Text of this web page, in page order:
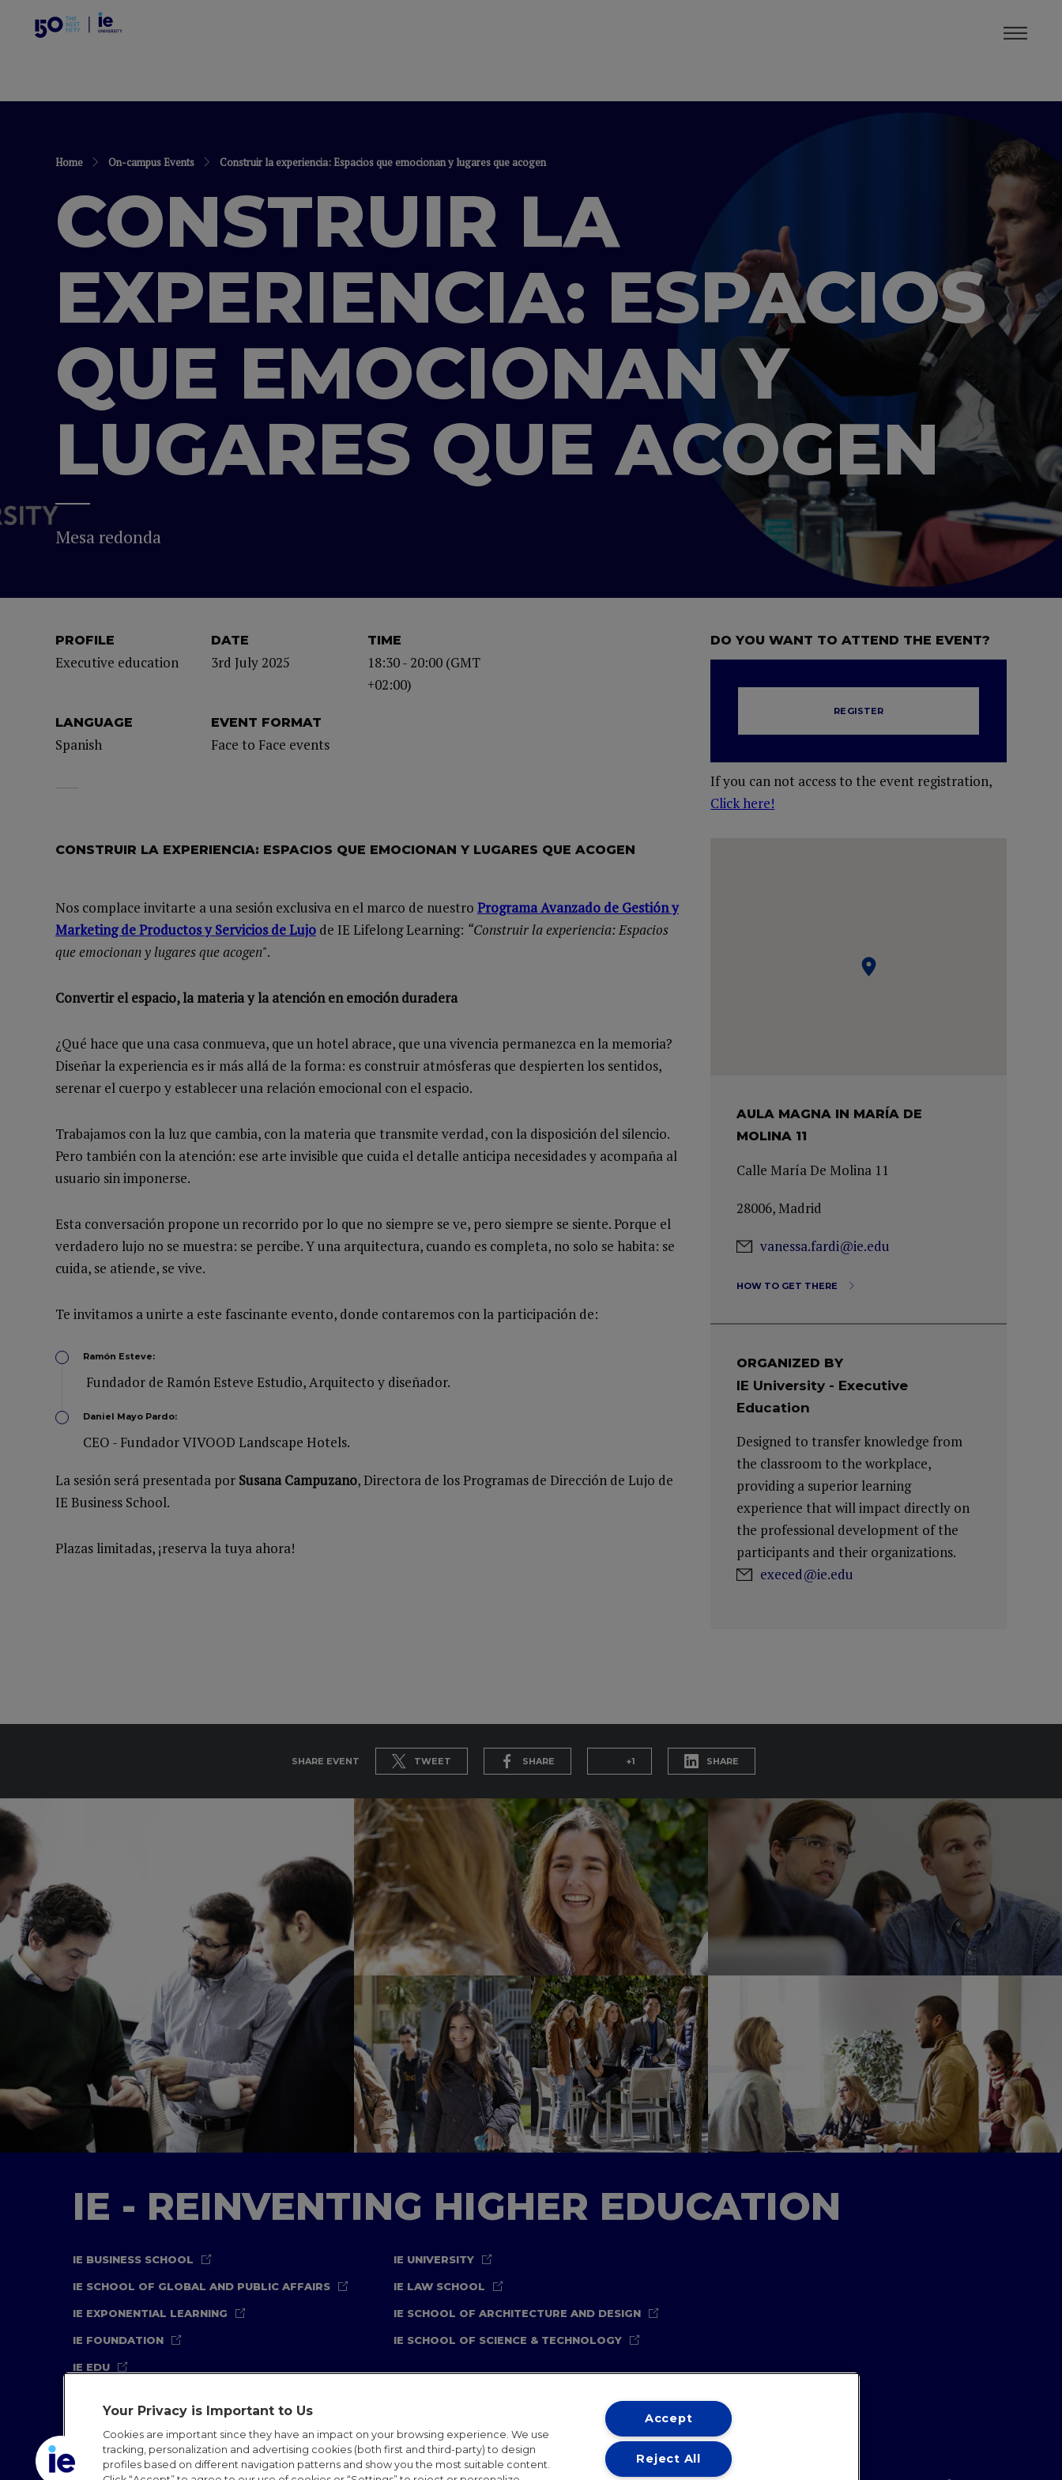
Home On-campus Events Construir la experiencia: Espacios que emocionan y lugares que acogen
CONSTRUIR LA
EXPERIENCIA: ESPACIOS
QUE EMOCIONAN Y
LUGARES QUE ACOGEN
Mesa redonda
PROFILE
Executive education
DATE
3rd July 2025
TIME
18:30 - 20:00 (GMT
+02:00)
LANGUAGE
Spanish
EVENT FORMAT
Face to Face events
DO YOU WANT TO ATTEND THE EVENT?
REGISTER
If you can not access to the event registration,
Click here!
CONSTRUIR LA EXPERIENCIA: ESPACIOS QUE EMOCIONAN Y LUGARES QUE ACOGEN
Nos complace invitarte a una sesión exclusiva en el marco de nuestro Programa Avanzado de Gestión y
Marketing de Productos y Servicios de Lujo de IE Lifelong Learning: “Construir la experiencia: Espacios
que emocionan y lugares que acogen".
Convertir el espacio, la materia y la atención en emoción duradera
¿Qué hace que una casa conmueva, que un hotel abrace, que una vivencia permanezca en la memoria?
Diseñar la experiencia es ir más allá de la forma: es construir atmósferas que despierten los sentidos,
serenar el cuerpo y establecer una relación emocional con el espacio.
Trabajamos con la luz que cambia, con la materia que transmite verdad, con la disposición del silencio.
Pero también con la atención: ese arte invisible que cuida el detalle anticipa necesidades y acompaña al
usuario sin imponerse.
Esta conversación propone un recorrido por lo que no siempre se ve, pero siempre se siente. Porque el
verdadero lujo no se muestra: se percibe. Y una arquitectura, cuando es completa, no solo se habita: se
cuida, se atiende, se vive.
Te invitamos a unirte a este fascinante evento, donde contaremos con la participación de:
Ramón Esteve:
Fundador de Ramón Esteve Estudio, Arquitecto y diseñador.
Daniel Mayo Pardo:
CEO - Fundador VIVOOD Landscape Hotels.
La sesión será presentada por Susana Campuzano, Directora de los Programas de Dirección de Lujo de
IE Business School.
Plazas limitadas, ¡reserva la tuya ahora!
AULA MAGNA IN MARÍA DE
MOLINA 11
Calle María De Molina 11
28006, Madrid
vanessa.fardi@ie.edu
HOW TO GET THERE
ORGANIZED BY
IE University - Executive
Education
Designed to transfer knowledge from
the classroom to the workplace,
providing a superior learning
experience that will impact directly on
the professional development of the
participants and their organizations.
execed@ie.edu
SHARE EVENT TWEET SHARE +1 SHARE
IE - REINVENTING HIGHER EDUCATION
IE BUSINESS SCHOOL IE UNIVERSITY
IE SCHOOL OF GLOBAL AND PUBLIC AFFAIRS IE LAW SCHOOL
IE EXPONENTIAL LEARNING IE SCHOOL OF ARCHITECTURE AND DESIGN
IE FOUNDATION IE SCHOOL OF SCIENCE & TECHNOLOGY
IE EDU
Legal Notice Privacy Policy Cookies Policy International Offices Contact IE Jobs Donate Communications Team
Your Privacy is Important to Us
Cookies are important since they have an impact on your browsing experience. We use
tracking, personalization and advertising cookies (both first and third-party) to design
profiles based on different navigation patterns and show you the most suitable content.
Accept
Reject All